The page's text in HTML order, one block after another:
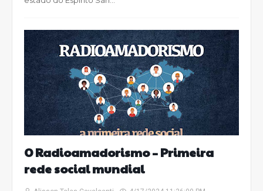
O Radioamadorismo – Primeira
rede social mundial